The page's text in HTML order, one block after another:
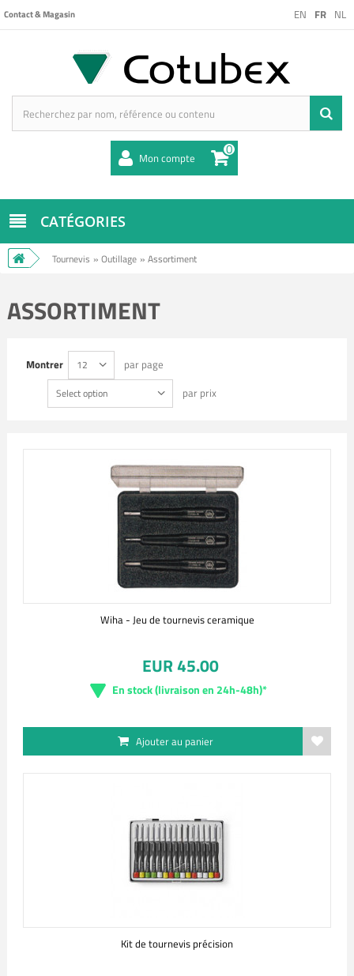
EN FR NL
Contact & Magasin
Mon compte 0
CATÉGORIES
Tournevis » Outillage » Assortiment
ASSORTIMENT
Montrer 12 par page
Select option par prix
Wiha - Jeu de tournevis ceramique
EUR 45.00
En stock (livraison en 24h-48h)*
Ajouter au panier
Kit de tournevis précision